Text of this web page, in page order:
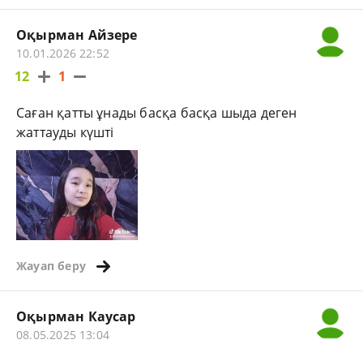
Оқырман Айзере
10.01.2026 22:52
12 1
Саған қатты ұнады басқа басқа шыда деген
жаттауды күшті
Жауап беру
Оқырман Каусар
08.05.2025 13:04